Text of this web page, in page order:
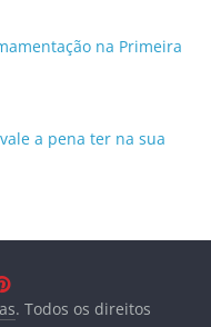
na Primeira
a pena ter na sua
. Todos os direitos